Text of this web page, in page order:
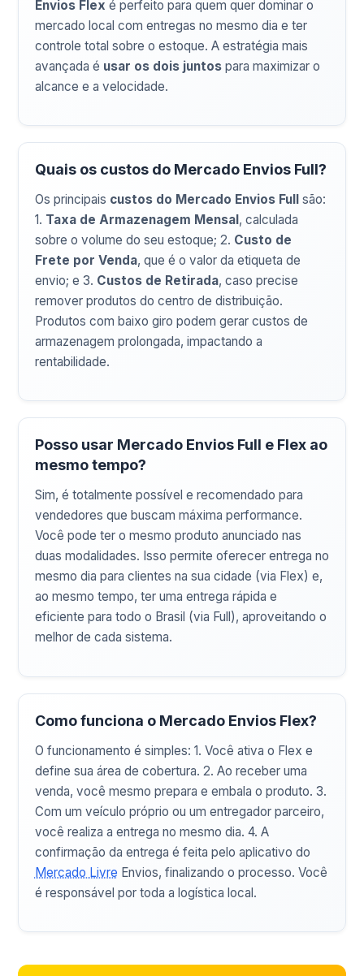
Envios Flex é perfeito para quem quer dominar o
mercado local com entregas no mesmo dia e ter
controle total sobre o estoque. A estratégia mais
avançada é usar os dois juntospara maximizar o
alcance e a velocidade.
Quais os custos do Mercado Envios Full?
Os principais custos do Mercado Envios Full
são:
1. Taxa de Armazenagem Mensal , calculada
sobre o volume do seu estoque; 2. Custo de
Frete por Venda, que é o valor da etiqueta de
envio; e 3. Custos de Retirada, caso precise
remover produtos do centro de distribuição.
Produtos com baixo giro podem gerar custos de
armazenagem prolongada, impactando a
rentabilidade.
Posso usar Mercado Envios Full e Flex ao
mesmo tempo?
Sim, é totalmente possível e recomendado para
vendedores que buscam máxima performance.
Você pode ter o mesmo produto anunciado nas
duas modalidades. Isso permite oferecer entrega no
mesmo dia para clientes na sua cidade (via Flex) e,
ao mesmo tempo, ter uma entrega rápida e
eficiente para todo o Brasil (via Full), aproveitando o
melhor de cada sistema.
Como funciona o Mercado Envios Flex?
O funcionamento é simples: 1. Você ativa o Flex e
define sua área de cobertura. 2. Ao receber uma
venda, você mesmo prepara e embala o produto. 3.
Com um veículo próprio ou um entregador parceiro,
você realiza a entrega no mesmo dia. 4. A
confirmação da entrega é feita pelo aplicativo do
Mercado Livre Envios, finalizando o processo. Você
é responsável por toda a logística local.